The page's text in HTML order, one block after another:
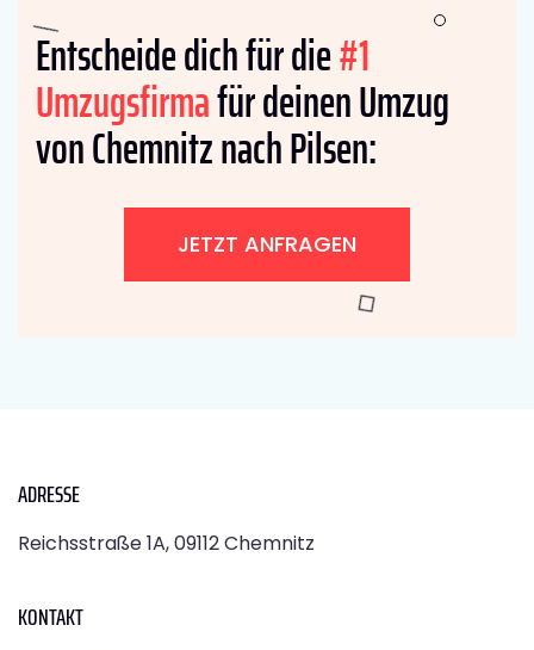
Entscheide dich für die#1
Umzugsfirmafür deinen Umzug
von Chemnitz nach Pilsen:
JETZT ANFRAGEN
ADRESSE
Reichsstraße 1A, 09112 Chemnitz
KONTAKT